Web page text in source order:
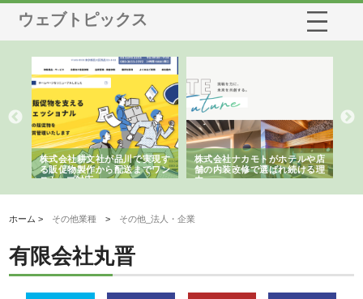
ウェブトピックス
株式会社耕文社が品川で実現す
る販促物製作から配送までワン
ストップ対応
株式会社ナカモトがホテルや店
舗の内装改修で選ばれ続ける理
由
ホーム > その他業種 > その他_法人・企業
有限会社丸晋